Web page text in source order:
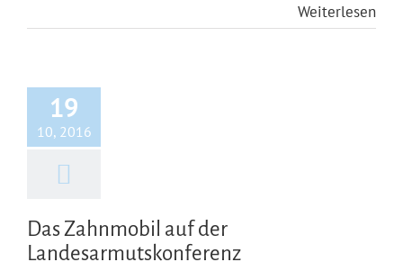
Weiterlesen
19
10, 2016
Das Zahnmobil auf der
Landesarmutskonferenz